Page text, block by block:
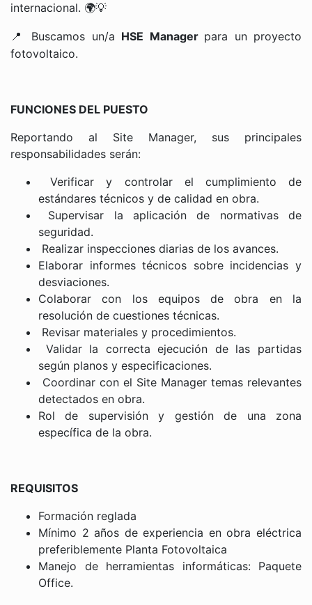
internacional. 🌍💡
📍 Buscamos un/a HSE Manager para un proyecto
fotovoltaico.
FUNCIONES DEL PUESTO
Reportando al Site Manager, sus principales
responsabilidades serán:
Verificar y controlar el cumplimiento de
estándares técnicos y de calidad en obra.
Supervisar la aplicación de normativas de
seguridad.
Realizar inspecciones diarias de los avances.
Elaborar informes técnicos sobre incidencias y
desviaciones.
Colaborar con los equipos de obra en la
resolución de cuestiones técnicas.
Revisar materiales y procedimientos.
Validar la correcta ejecución de las partidas
según planos y especificaciones.
Coordinar con el Site Manager temas relevantes
detectados en obra.
Rol de supervisión y gestión de una zona
específica de la obra.
REQUISITOS
Formación reglada
Mínimo 2 años de experiencia en obra eléctrica
preferiblemente Planta Fotovoltaica
Manejo de herramientas informáticas: Paquete
Office.